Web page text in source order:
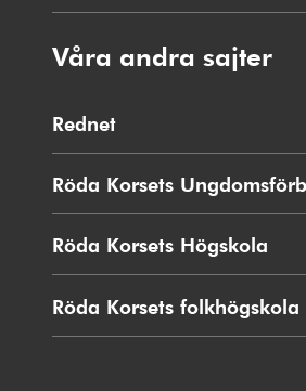
Våra andra sajter
Rednet
i
nytt
fönster
Röda Korsets
Röda Korsets Högskola
i
nytt
Röda Korsets folkhögskola
i